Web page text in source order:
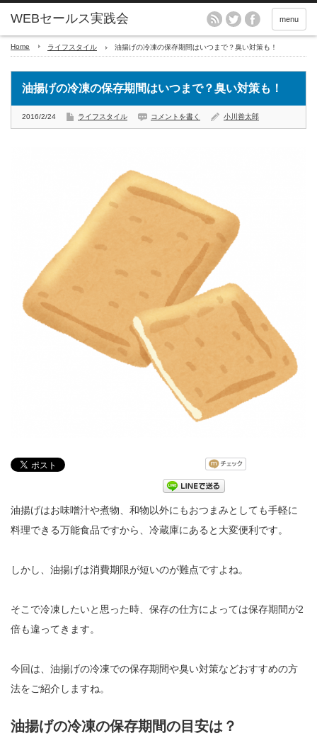
menu
Home ライフスタイル 油揚げの冷凍の保存期間はいつまで？臭い対策も！
油揚げの冷凍の保存期間はいつまで？臭い対策も！
2016/2/24 ライフスタイル コメントを書く 小川善太郎
油揚げはお味噌汁や煮物、和物以外にもおつまみとしても手軽に
料理できる万能食品ですから、冷蔵庫にあると大変便利です。
しかし、油揚げは消費期限が短いのが難点ですよね。
そこで冷凍したいと思った時、保存の仕方によっては保存期間が2
倍も違ってきます。
今回は、油揚げの冷凍での保存期間や臭い対策などおすすめの方
法をご紹介しますね。
油揚げの冷凍の保存期間の目安は？